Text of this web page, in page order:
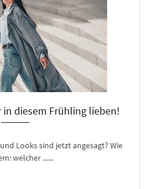
in diesem Frühling lieben!
Looks sind jetzt angesagt? Wie
welcher ......